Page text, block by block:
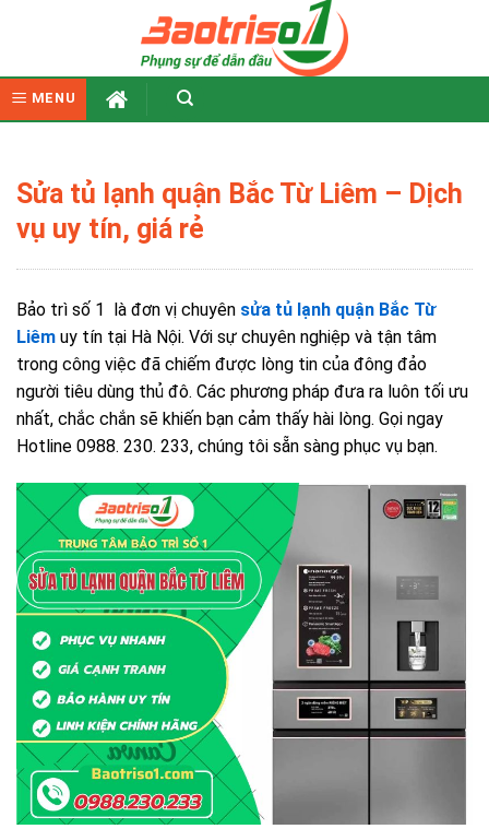
MENU
Sửa tủ lạnh quận Bắc Từ Liêm – Dịch
vụ uy tín, giá rẻ
Bảo trì số 1 là đơn vị chuyên sửa tủ lạnh quận Bắc Từ
Liêm uy tín tại Hà Nội. Với sự chuyên nghiệp và tận tâm
trong công việc đã chiếm được lòng tin của đông đảo
người tiêu dùng thủ đô. Các phương pháp đưa ra luôn tối ưu
nhất, chắc chắn sẽ khiến bạn cảm thấy hài lòng. Gọi ngay
Hotline 0988. 230. 233, chúng tôi sẵn sàng phục vụ bạn.